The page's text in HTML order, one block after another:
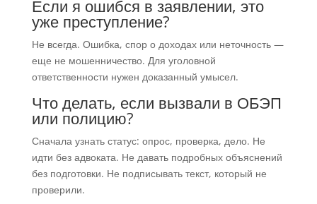
Если я ошибся в заявлении, это
уже преступление?
Не всегда. Ошибка, спор о доходах или неточность —
еще не мошенничество. Для уголовной
ответственности нужен доказанный умысел.
Что делать, если вызвали в ОБЭП
или полицию?
Сначала узнать статус: опрос, проверка, дело. Не
идти без адвоката. Не давать подробных объяснений
без подготовки. Не подписывать текст, который не
проверили.